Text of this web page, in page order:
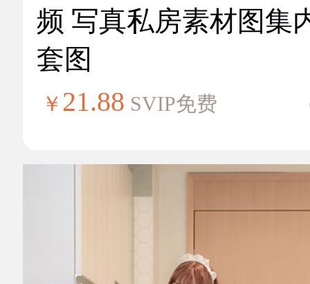
频 写真私房素材图集
套图
￥ 21.88 SVIP免费